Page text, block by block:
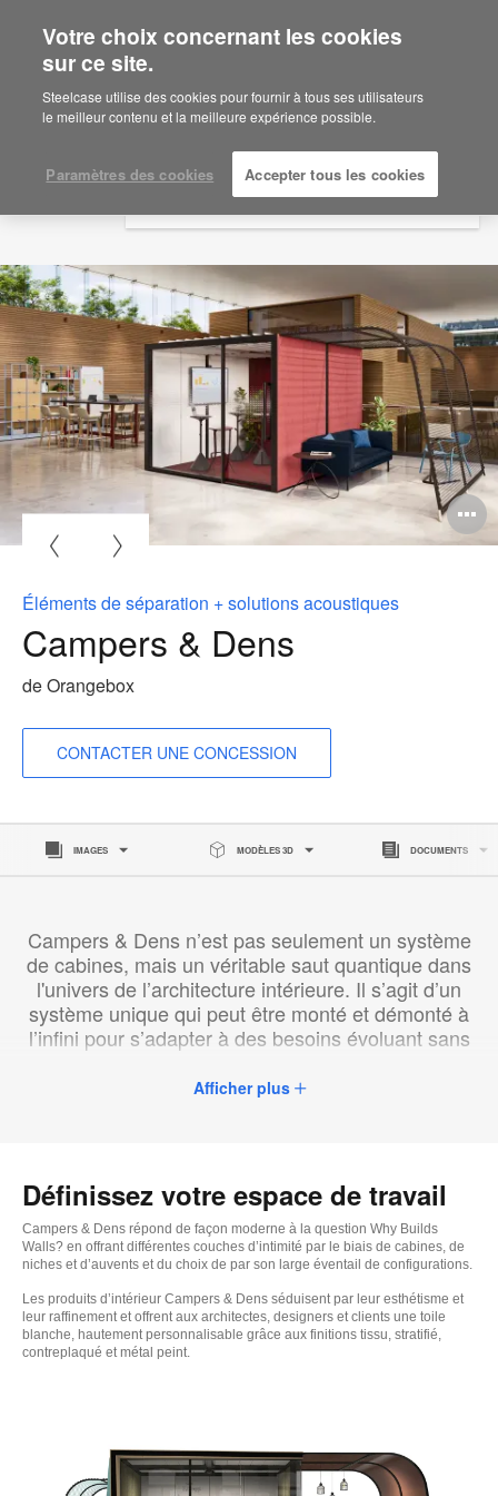
Are you in United States?
Would you like to see Products we sell in
your region?
English
Español
Éléments de séparation + solutions acoustiques
Campers & Dens
de Orangebox
CONTACTER UNE CONCESSION
IMAGES MODÈLES 3D DOCUMENTS
Campers & Dens n’est pas seulement un système
de cabines, mais un véritable saut quantique dans
l'univers de l’architecture intérieure. Il s’agit d’un
système unique qui peut être monté et démonté à
l’infini pour s’adapter à des besoins évoluant sans
Afficher plus
Définissez votre espace de travail
Campers & Dens répond de façon moderne à la question Why Builds
Walls? en offrant différentes couches d’intimité par le biais de cabines, de
niches et d’auvents et du choix de par son large éventail de configurations.
Les produits d’intérieur Campers & Dens séduisent par leur esthétisme et
leur raffinement et offrent aux architectes, designers et clients une toile
blanche, hautement personnalisable grâce aux finitions tissu, stratifié,
contreplaqué et métal peint.
Votre choix concernant les cookies
sur ce site.
Steelcase utilise des cookies pour fournir à tous ses utilisateurs
le meilleur contenu et la meilleure expérience possible.
Paramètres des cookies Accepter tous les cookies